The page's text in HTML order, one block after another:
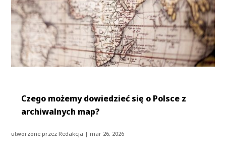
Czego możemy dowiedzieć się o Polsce z
archiwalnych map?
utworzone przezRedakcja |mar 26, 2026